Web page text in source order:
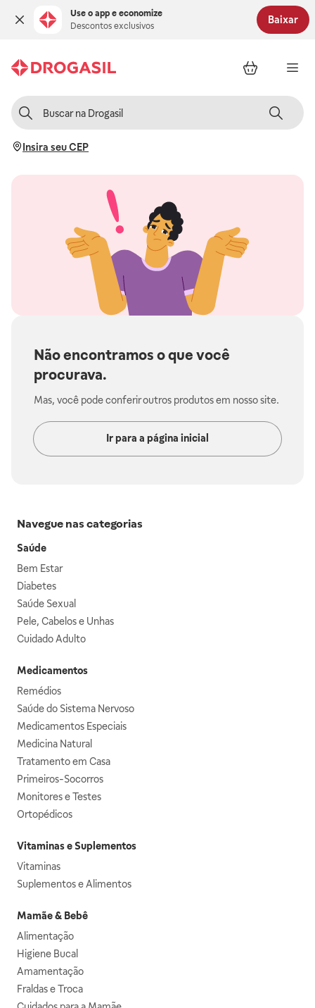
Use o app e economize
Descontos exclusivos
Baixar
Insira seu CEP
Não encontramos o que você
procurava.
Mas, você pode conferir outros produtos em nosso site.
Ir para a página inicial
Navegue nas categorias
Saúde
Bem Estar
Diabetes
Saúde Sexual
Pele, Cabelos e Unhas
Cuidado Adulto
Medicamentos
Remédios
Saúde do Sistema Nervoso
Medicamentos Especiais
Medicina Natural
Tratamento em Casa
Primeiros-Socorros
Monitores e Testes
Ortopédicos
Vitaminas e Suplementos
Vitaminas
Suplementos e Alimentos
Mamãe & Bebê
Alimentação
Higiene Bucal
Amamentação
Fraldas e Troca